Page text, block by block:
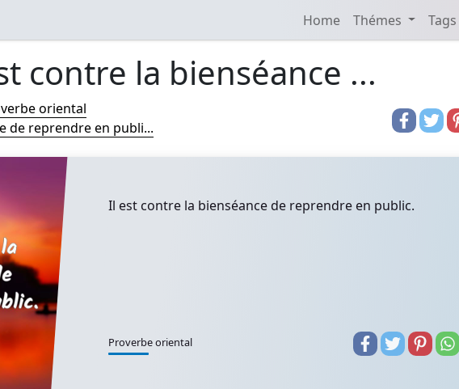
Home Thémes
contre la bienséance ...
oriental
de reprendre en publi...
Il est contre la bienséance de reprendre en public.
Proverbe oriental